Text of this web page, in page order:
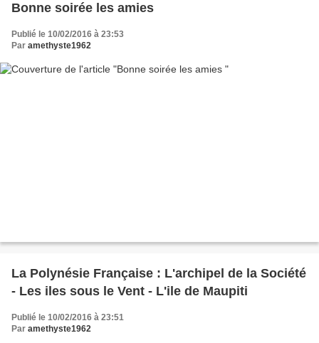
Bonne soirée les amies
Publié le 10/02/2016 à 23:53
Par amethyste1962
La Polynésie Française : L'archipel de la Société
- Les iles sous le Vent - L'ile de Maupiti
Publié le 10/02/2016 à 23:51
Par amethyste1962